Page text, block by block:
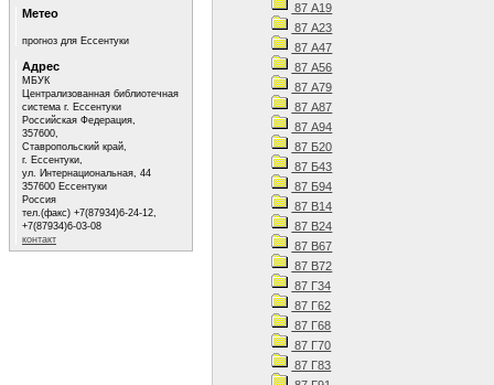
87 А19
87 А23
87 А47
87 А56
87 А79
87 А87
87 А94
87 Б20
87 Б43
87 Б94
87 В14
87 В24
87 В67
87 В72
87 Г34
87 Г62
87 Г68
87 Г70
87 Г83
Метео
прогноз для Ессентуки
Адрес
МБУК
Централизованная библиотечная
система г. Ессентуки
Российская Федерация,
357600,
Ставропольский край,
г. Ессентуки,
ул. Интернациональная, 44
357600 Ессентуки
Россия
тел.(факс) +7(87934)6-24-12,
+7(87934)6-03-08
контакт